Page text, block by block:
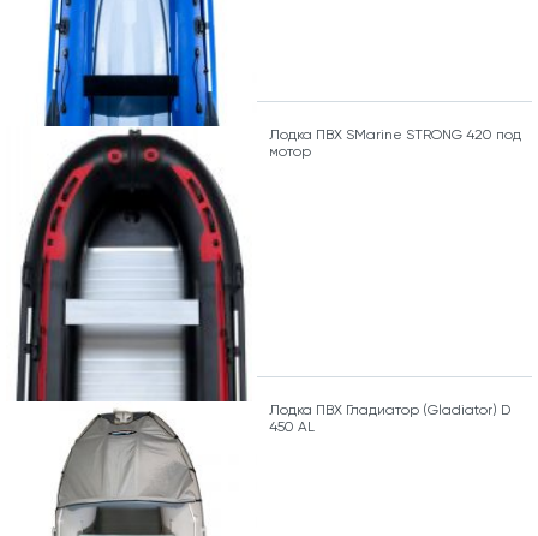
Лодка ПВХ SMarine STRONG 420 под
мотор
Лодка ПВХ Гладиатор (Gladiator) D
450 AL